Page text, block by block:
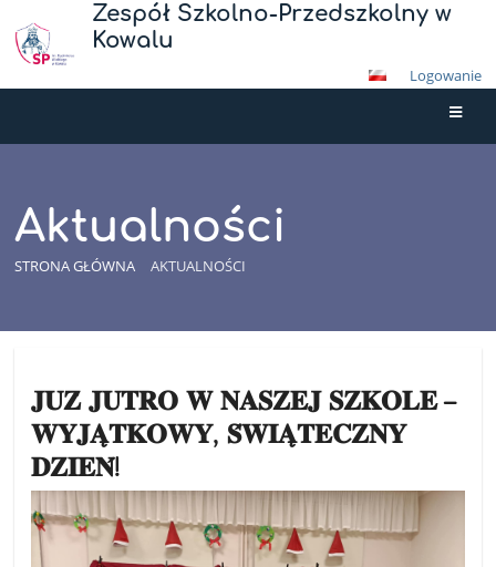
Zespół Szkolno-Przedszkolny w
Kowalu
Logowanie
Aktualności
STRONA GŁÓWNA AKTUALNOŚCI
𝐉𝐔𝐙̇ 𝐉𝐔𝐓𝐑𝐎 𝐖 𝐍𝐀𝐒𝐙𝐄𝐉 𝐒𝐙𝐊𝐎𝐋𝐄 –
𝐖𝐘𝐉𝐀̨𝐓𝐊𝐎𝐖𝐘, 𝐒́𝐖𝐈𝐀̨𝐓𝐄𝐂𝐙𝐍𝐘
𝐃𝐙𝐈𝐄𝐍́!